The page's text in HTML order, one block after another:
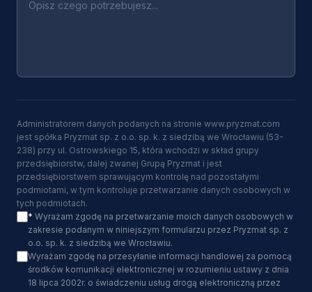
Administratorem danych podanych na stronie www.pryzmat.com
jest spółka Pryzmat sp. z o.o. sp. k. z siedzibą we Wrocławiu (53-
238) przy ul. Ostrowskiego 15, która wchodzi w skład grupy
przedsiębiorstw, dalej zwanej Grupą Pryzmat i jest
przedsiębiorstwem sprawującym kontrolę nad pozostałymi
podmiotami, w tym kontroluje przetwarzanie danych osobowych w
tych podmiotach.
* Wyrażam zgodę na przetwarzanie moich danych osobowych w
zakresie podanym w niniejszym formularzu przez Pryzmat sp. z
o.o. sp. k. z siedzibą we Wrocławiu.
Wyrażam zgodę na przesyłanie informacji handlowej za pomocą
środków komunikacji elektronicznej w rozumieniu ustawy z dnia
18 lipca 2002r. o świadczeniu usług drogą elektroniczną przez